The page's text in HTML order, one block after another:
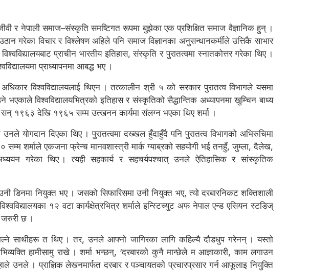
र नेपाली समाज–संस्कृति समष्टिगत रूपमा बुझेका एक प्रशिक्षित समाज वैज्ञानिक हुन् ।
गरेका विचार र विश्लेषण अहिले पनि समाज विज्ञानका अनुसन्धानकर्मीले उत्तिकै साभार
प्राचीन भारतीय इतिहास, संस्कृति र पुरातत्वमा स्नातकोत्तर गरेका थिए ।
प्राध्यापनमा आबद्ध भए ।
विश्वविद्यालयलाई थिएन । तत्कालीन श्री ५ को सरकार पुरातत्व विभागले यसमा
विश्वविद्यालयभित्रको इतिहास र संस्कृतिको सैद्धान्तिक अध्यापनमा खुम्चिन बाध्य
सन् १९६३ देखि १९६५ सम्म उत्खनन कार्यमा संलग्न भएका थिए शर्मा ।
योगदान दिएका थिए । पुरातत्वमा दख्खल हुँदाहुँदै पनि पुरातत्व विभागको अभिरुचिमा
शर्माले एकजना फ्रेन्च मानवशास्त्री मार्क ग्याब्रको सहयोगी भई तनहुँ, जुम्ला, दैलेख,
गरेका थिए । त्यही सहकार्य र सहचर्यपश्चात् उनले ऐतिहासिक र सांस्कृतिक
डिनमा नियुक्त भए । जसको सिफारिसमा उनी नियुक्त भए, त्यो दरबारनिकट शक्तिशाली
१२ वटा कार्यक्षेत्रभित्र शर्माले इन्स्टिच्युट अफ नेपाल एन्ड एसियन स्टडिज्
जरुरी छ ।
साथीहरू त थिए । तर, उनले आफ्नो जागिरका लागि कहिल्यै दौडधुप गरेनन् । यस्तो
हामीसामु राखे । शर्मा भन्छन्, ‘दरबारको कुनै मान्छेले म आज्ञाकारी, काम लगाउन
उनले । प्राज्ञिक लेखनमार्फत दरबार र पञ्चायतको प्रचारप्रसार गर्न आफूलाइ नियुक्ति